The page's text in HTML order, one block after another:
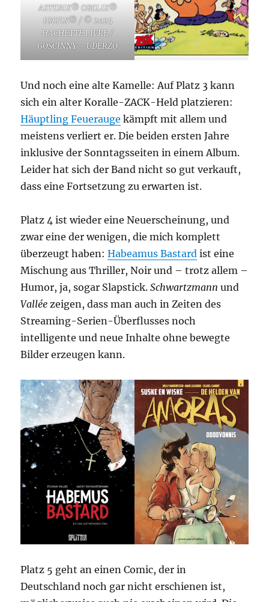
ASTERIX® OBELIX®
IDEFIX® / © 2025
HACHETTE LIVRE /
GOSCINNY – UDERZO
Und noch eine alte Kamelle: Auf Platz 3 kann
sich ein alter Koralle-ZACK-Held platzieren:
Häuptling Feuerauge kämpft mit allem und
meistens verliert er. Die beiden ersten Jahre
inklusive der Sonntagsseiten in einem Album.
Leider hat sich der Band nicht so gut verkauft,
dass eine Fortsetzung zu erwarten ist.
Platz 4 ist wieder eine Neuerscheinung, und
zwar eine der wenigen, die mich komplett
überzeugt haben:Habeamus Bastard ist eine
Mischung aus Thriller, Noir und – trotz allem –
Humor, ja, sogar Slapstick.Schwartzmann und
Vallée zeigen, dass man auch in Zeiten des
Streaming-Serien-Überflusses noch
intelligente und neue Inhalte ohne bewegte
Bilder erzeugen kann.
Platz 5 geht an einen Comic, der in
Deutschland noch gar nicht erschienen ist,